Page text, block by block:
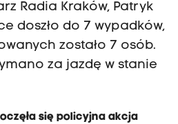
Radia Kraków, Patryk
doszło do 7 wypadków,
zostało 7 osób.
za jazdę w stanie
się policyjna akcja